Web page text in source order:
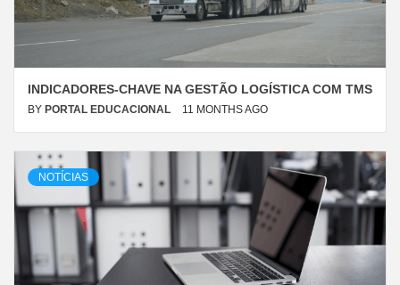
INDICADORES-CHAVE NA GESTÃO LOGÍSTICA COM TMS
BY PORTAL EDUCACIONAL 11 MONTHS AGO
NOTÍCIAS